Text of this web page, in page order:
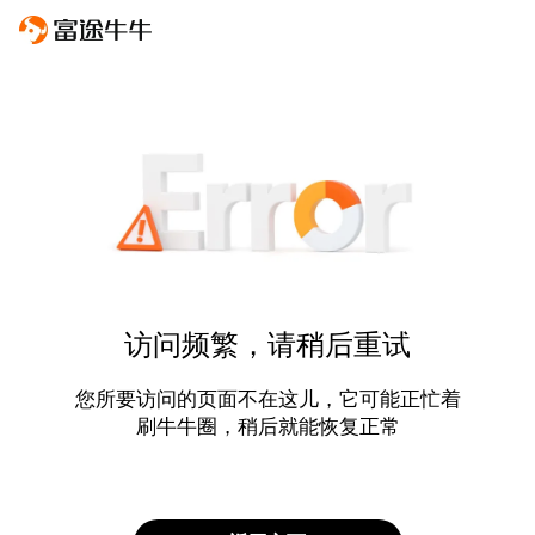
访问频繁，请稍后重试
您所要访问的页面不在这儿，它可能正忙着
刷牛牛圈，稍后就能恢复正常